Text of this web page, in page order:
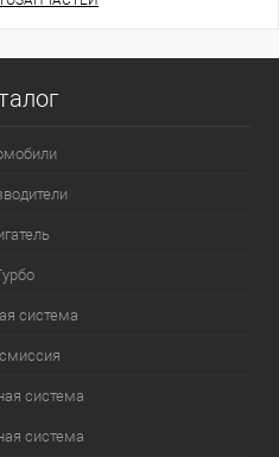
система
система
система